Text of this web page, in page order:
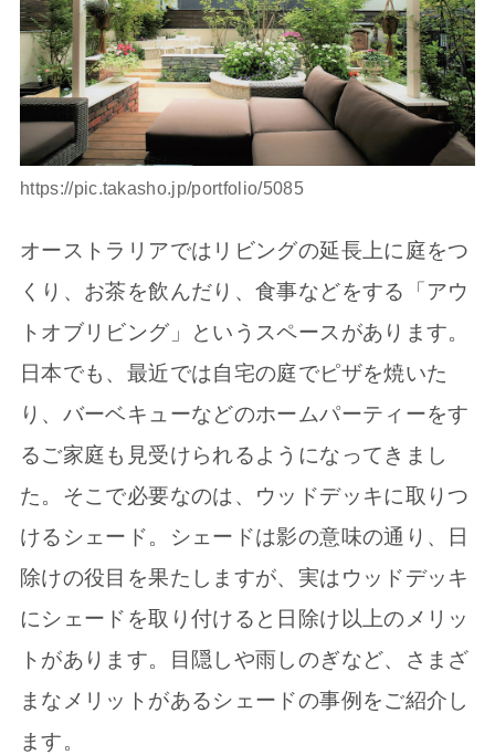
https://pic.takasho.jp/portfolio/5085
オーストラリアではリビングの延長上に庭をつ
くり、お茶を飲んだり、食事などをする「アウ
トオブリビング」というスペースがあります。
日本でも、最近では自宅の庭でピザを焼いた
り、バーベキューなどのホームパーティーをす
るご家庭も見受けられるようになってきまし
た。そこで必要なのは、ウッドデッキに取りつ
けるシェード。シェードは影の意味の通り、日
除けの役目を果たしますが、実はウッドデッキ
にシェードを取り付けると日除け以上のメリッ
トがあります。目隠しや雨しのぎなど、さまざ
まなメリットがあるシェードの事例をご紹介し
ます。